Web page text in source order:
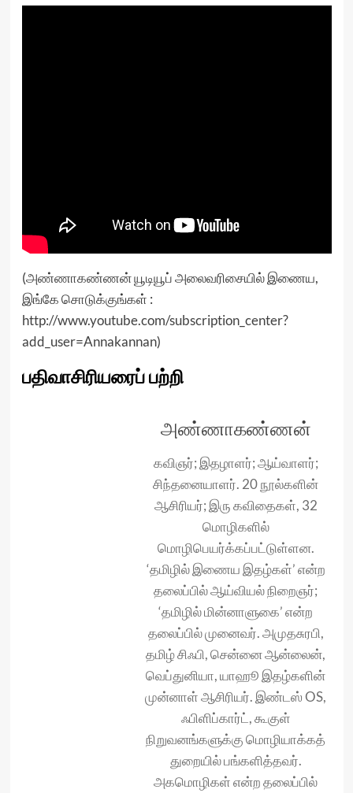
(அண்ணாகண்ணன் யூடியூப் அலைவரிசையில் இணைய,
இங்கே சொடுக்குங்கள் :
http://www.youtube.com/subscription_center?
add_user=Annakannan)
பதிவாசிரியரைப் பற்றி
அண்ணாகண்ணன்
கவிஞர்; இதழாளர்; ஆய்வாளர்;
சிந்தனையாளர். 20 நூல்களின்
ஆசிரியர்; இரு கவிதைகள், 32
மொழிகளில்
மொழிபெயர்க்கப்பட்டுள்ளன.
‘தமிழில் இணைய இதழ்கள்’ என்ற
தலைப்பில் ஆய்வியல் நிறைஞர்;
‘தமிழில் மின்னாளுகை’ என்ற
தலைப்பில் முனைவர். அமுதசுரபி,
தமிழ் சிஃபி, சென்னை ஆன்லைன்,
வெப்துனியா, யாஹூ இதழ்களின்
முன்னாள் ஆசிரியர். இண்டஸ் OS,
ஃபிளிப்கார்ட், கூகுள்
நிறுவனங்களுக்கு மொழியாக்கத்
துறையில் பங்களித்தவர்.
அகமொழிகள் என்ற தலைப்பில்